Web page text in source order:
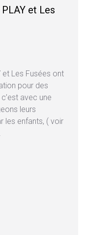
et Les
Les Fusées ont
pour des
avec une
leurs
les enfants, ( voir